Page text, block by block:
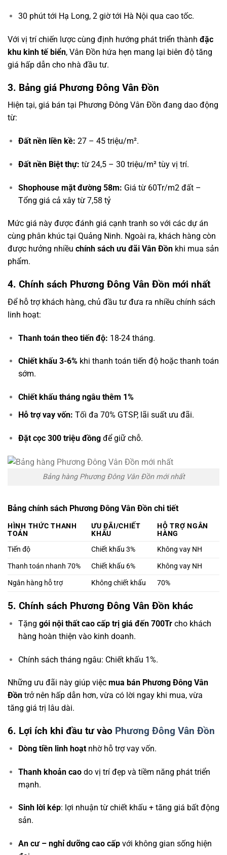
30 phút tới Hạ Long, 2 giờ tới Hà Nội qua cao tốc.
Với vị trí chiến lược cùng định hướng phát triển thành đặc
khu kinh tế biển, Vân Đồn hứa hẹn mang lại biên độ tăng
giá hấp dẫn cho nhà đầu tư.
3. Bảng giá Phương Đông Vân Đồn
Hiện tại, giá bán tại Phương Đông Vân Đồn đang dao động
từ:
Đất nền liền kề: 27 – 45 triệu/m².
Đất nền Biệt thự: từ 24,5 – 30 triệu/m² tùy vị trí.
Shophouse mặt đường 58m: Giá từ 60Tr/m2 đất –
Tổng giá cả xây từ 7,58 tỷ
Mức giá này được đánh giá cạnh tranh so với các dự án
cùng phân khúc tại Quảng Ninh. Ngoài ra, khách hàng còn
được hưởng nhiều chính sách ưu đãi Vân Đồn khi mua sản
phẩm.
4. Chính sách Phương Đông Vân Đồn mới nhất
Để hỗ trợ khách hàng, chủ đầu tư đưa ra nhiều chính sách
linh hoạt:
Thanh toán theo tiến độ: 18-24 tháng.
Chiết khấu 3-6%khi thanh toán tiến độ hoặc thanh toán
sớm.
Chiết khấu tháng ngâu thêm 1%
Hỗ trợ vay vốn: Tối đa 70% GTSP, lãi suất ưu đãi.
Đặt cọc 300 triệu đồngđể giữ chỗ.
Bảng hàng Phương Đông Vân Đồn mới nhất
Bảng chính sách Phương Đông Vân Đồn chi tiết
HÌNH THỨC THANH
TOÁN
ƯU ĐÃI/CHIẾT
KHẤU
HỖ TRỢ NGÂN
HÀNG
Tiến độ
Chiết khấu 3%
Không vay NH
Thanh toán nhanh 70%
Chiết khấu 6%
Không vay NH
Ngân hàng hỗ trợ
Không chiết khấu 70%
5. Chính sách Phương Đông Vân Đồn khác
Tặng gói nội thất cao cấp trị giá đến 700Trcho khách
hàng hoàn thiện vào kinh doanh.
Chính sách tháng ngâu: Chiết khấu 1%.
Những ưu đãi này giúp việc mua bán Phương Đông Vân
Đồn trở nên hấp dẫn hơn, vừa có lời ngay khi mua, vừa
tăng giá trị lâu dài.
6. Lợi ích khi đầu tư vào Phương Đông Vân Đồn
Dòng tiền linh hoạtnhờ hỗ trợ vay vốn.
Thanh khoản caodo vị trí đẹp và tiềm năng phát triển
mạnh.
Sinh lời kép: lợi nhuận từ chiết khấu + tăng giá bất động
sản.
An cư – nghỉ dưỡng cao cấpvới không gian sống hiện